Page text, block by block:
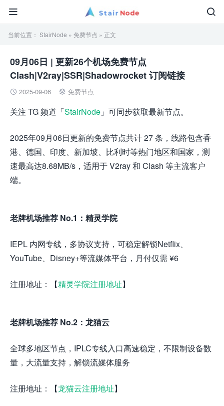


当前位置： StairNode » 免费节点 » 正文
09月06日 | 更新26个机场免费节点
Clash|V2ray|SSR|Shadowrocket 订阅链接
 2025-09-06  免费节点
关注 TG 频道「StairNode 」可同步获取最新节点。
2025年09月06日更新的免费节点共计 27 条，线路包含香
港、德国、印度、新加坡、比利时等热门地区和国家，测
速最高达8.68MB/s，适用于 V2ray 和 Clash 等主流客户
端。
老牌机场推荐 No.1：精灵学院
IEPL 内网专线，多协议支持，可稳定解锁Netflix、
YouTube、Disney+等流媒体平台，月付仅需 ¥6
注册地址：【精灵学院注册地址】
老牌机场推荐 No.2：龙猫云
全球多地区节点，IPLC专线入口高速稳定，不限制设备数
量，大流量支持，解锁流媒体服务
注册地址：【龙猫云注册地址】